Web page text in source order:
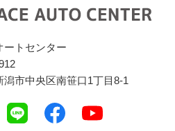
ートセンター
潟市中央区南笹口1丁目8-1